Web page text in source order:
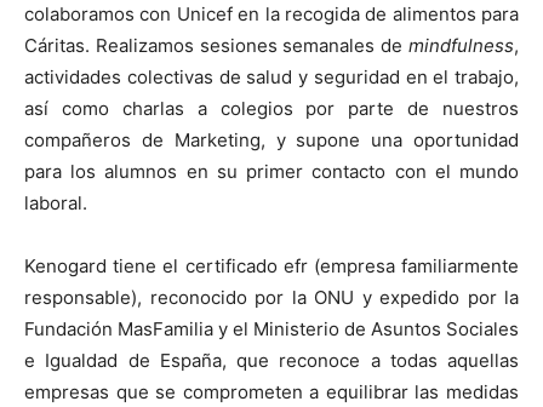
colaboramos con Unicef en la recogida de alimentos para
Cáritas. Realizamos sesiones semanales de mindfulness,
actividades colectivas de salud y seguridad en el trabajo,
así como charlas a colegios por parte de nuestros
compañeros de Marketing, y supone una oportunidad
para los alumnos en su primer contacto con el mundo
laboral.
Kenogard tiene el certificado efr (empresa familiarmente
responsable), reconocido por la ONU y expedido por la
Fundación MasFamilia y el Ministerio de Asuntos Sociales
e Igualdad de España, que reconoce a todas aquellas
empresas que se comprometen a equilibrar las medidas